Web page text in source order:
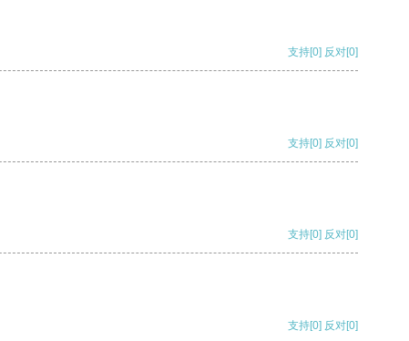
支持[0] 反对[0]
支持[0] 反对[0]
支持[0] 反对[0]
支持[0] 反对[0]